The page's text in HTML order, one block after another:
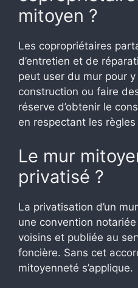
mitoyen ?
Les copropriétaires
d’entretien et de
peut user du mur pour
construction ou faire
réserve d’obtenir le
en respectant les règles
Le mur
privatisé ?
La privatisation d’un
une convention
voisins et publiée au
foncière. Sans cet
mitoyenneté s’applique.